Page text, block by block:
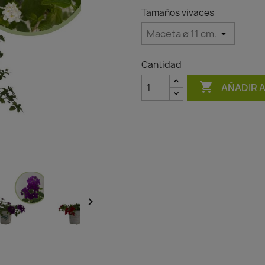

Tamaños vivaces
Cantidad
 AÑADIR